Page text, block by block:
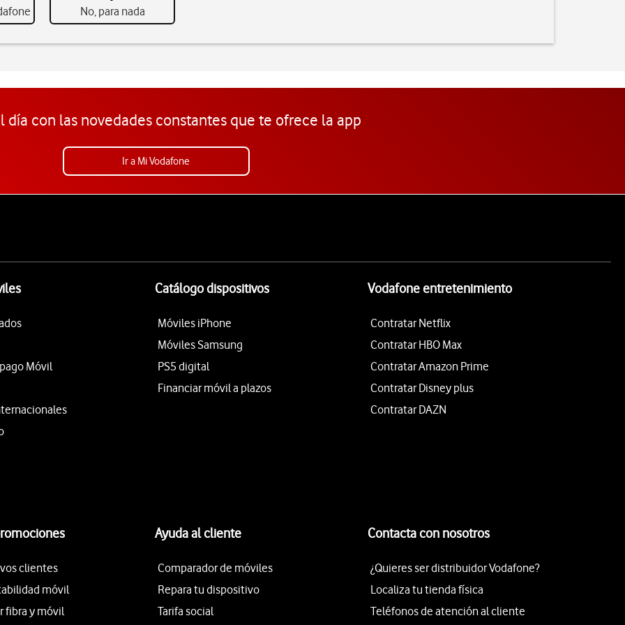
No, para nada
día con las novedades constantes que te ofrece la app
Ir a Mi Vodafone
Móvil
Catálogo dispositivos
Móviles iPhone
Móviles Samsung
PS5 digital
Financiar móvil a plazos
Vodafone entretenimiento
Contratar Netflix
Contratar HBO Max
Contratar Amazon Prime
Contratar Disney plus
Contratar DAZN
clientes
móvil
fibra y móvil
Ayuda al cliente
Comparador de móviles
Repara tu dispositivo
Tarifa social
Contacta con nosotros
¿Quieres ser distribuidor Vodafone?
Localiza tu tienda física
Teléfonos de atención al cliente